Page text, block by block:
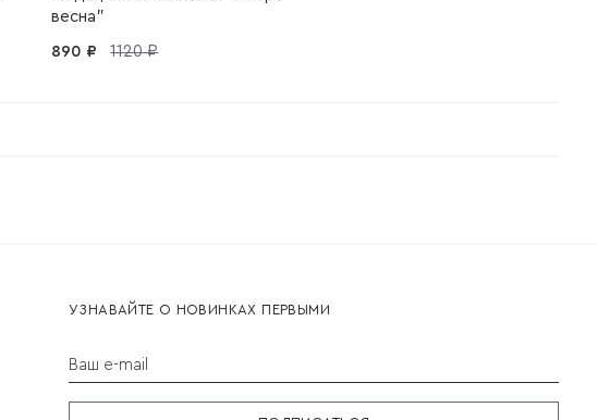
весна"
890 ₽ 1120 ₽
УЗНАВАЙТЕ О НОВИНКАХ ПЕРВЫМИ
Ваш e-mail